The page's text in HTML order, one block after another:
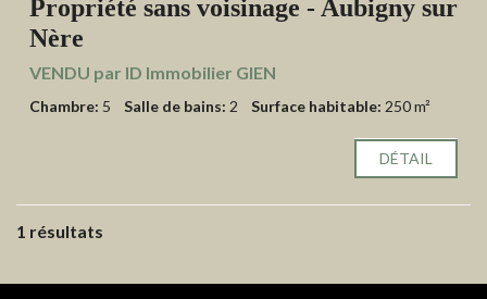
Propriété sans voisinage - Aubigny sur
Nère
VENDU par ID Immobilier GIEN
Chambre: 5 Salle de bains: 2 Surface habitable: 250 m²
DÉTAIL
1 résultats